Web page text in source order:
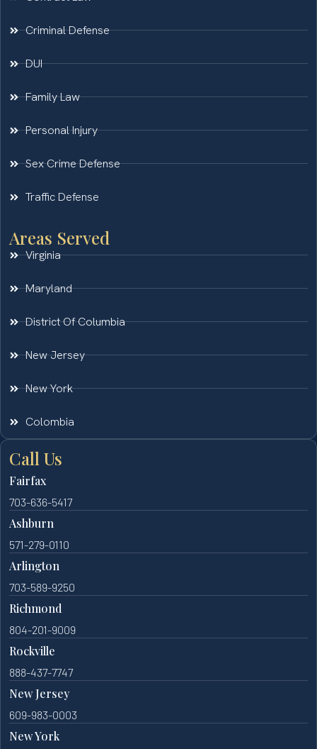
Criminal Defense
DUI
Family Law
Personal Injury
Sex Crime Defense
Traffic Defense
Areas Served
Virginia
Maryland
District Of Columbia
New Jersey
New York
Colombia
Call Us
Fairfax
703-636-5417
Ashburn
571-279-0110
Arlington
703-589-9250
Richmond
804-201-9009
Rockville
888-437-7747
New Jersey
609-983-0003
New York